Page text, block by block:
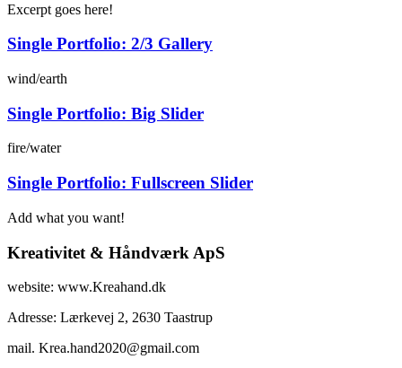
Excerpt goes here!
Single Portfolio: 2/3 Gallery
wind/earth
Single Portfolio: Big Slider
fire/water
Single Portfolio: Fullscreen Slider
Add what you want!
Kreativitet & Håndværk ApS
website: www.Kreahand.dk
Adresse: Lærkevej 2, 2630 Taastrup
mail. Krea.hand2020@gmail.com